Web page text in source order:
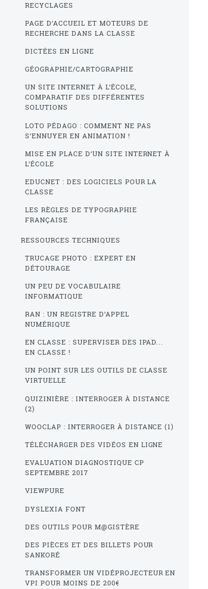
RECYCLAGES
PAGE D’ACCUEIL ET MOTEURS DE
RECHERCHE DANS LA CLASSE
DICTÉES EN LIGNE
GÉOGRAPHIE/CARTOGRAPHIE
UN SITE INTERNET À L’ÉCOLE,
COMPARATIF DES DIFFÉRENTES
SOLUTIONS
LOTO PÉDAGO : COMMENT NE PAS
S’ENNUYER EN ANIMATION !
MISE EN PLACE D’UN SITE INTERNET À
L’ÉCOLE
EDUCNET : DES LOGICIELS POUR LA
CLASSE
LES RÈGLES DE TYPOGRAPHIE
FRANÇAISE
RESSOURCES TECHNIQUES
TRUCAGE PHOTO : EXPERT EN
DÉTOURAGE
UN PEU DE VOCABULAIRE
INFORMATIQUE
RAN : UN REGISTRE D’APPEL
NUMÉRIQUE
EN CLASSE : SUPERVISER DES IPAD...
EN CLASSE !
UN POINT SUR LES OUTILS DE CLASSE
VIRTUELLE
QUIZINIÈRE : INTERROGER À DISTANCE
(2)
WOOCLAP : INTERROGER À DISTANCE (1)
TÉLÉCHARGER DES VIDÉOS EN LIGNE
EVALUATION DIAGNOSTIQUE CP
SEPTEMBRE 2017
VIEWPURE
DYSLEXIA FONT
DES OUTILS POUR M@GISTÈRE
DES PIÈCES ET DES BILLETS POUR
SANKORÉ
TRANSFORMER UN VIDÉPROJECTEUR EN
VPI POUR MOINS DE 200€